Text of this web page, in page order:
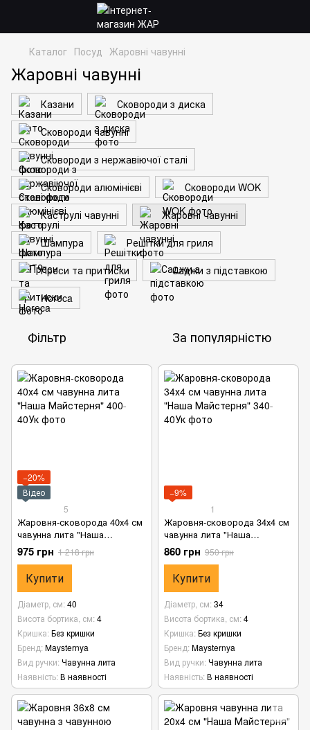
Каталог Посуд Жаровні чавунні
Жаровні чавунні
Казани
Сковороди з диска
Сковороди чавунні
Сковороди з нержавіючої сталі
Сковороди алюмінієві
Сковороди WOK
Каструлі чавунні
Жаровні чавунні
Шампура
Решітки для гриля
Преси та притиски
Саджи з підставкою
Horeca
Фільтр За популярністю
−20%
Відео
5
Жаровня-сковорода 40х4 см
чавунна лита "Наша
Майстерня"
975 грн 1 218 грн
Купити
Діаметр, см 40
Висота бортика, см 4
Кришка Без кришки
Бренд Maysternya
Вид ручки Чавунна лита
Наявність В наявності
−9%
1
Жаровня-сковорода 34х4 см
чавунна лита "Наша
Майстерня"
860 грн 950 грн
Купити
Діаметр, см 34
Висота бортика, см 4
Кришка Без кришки
Бренд Maysternya
Вид ручки Чавунна лита
Наявність В наявності